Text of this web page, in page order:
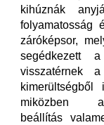
kihúznák
folyamatosság
záróképsor,
segédkezett
visszatérnek
miközben
beállítás